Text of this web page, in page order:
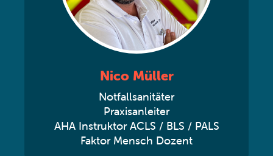
Nico Müller
Notfallsanitäter
Praxisanleiter
AHA Instruktor ACLS / BLS / PALS
Faktor Mensch Dozent